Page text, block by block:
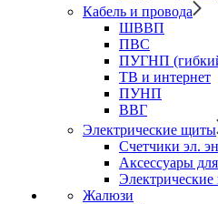
Кабель и провода
ШВВП
ПВС
ПУГНП
ТВ и интернет
ПУНП
ВВГ
Электрические щиты
Счетчики эл.
Аксессуары
Жалюзи